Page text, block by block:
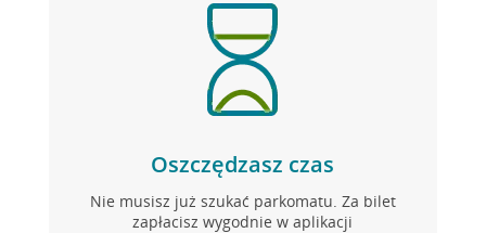
Oszczędzasz czas
Nie musisz już szukać parkomatu. Za bilet
zapłacisz wygodnie w aplikacji